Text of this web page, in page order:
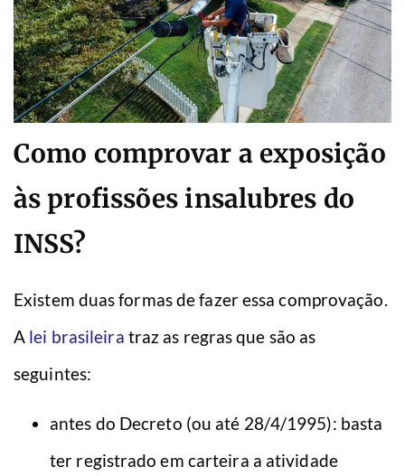
Como comprovar a exposição
às profissões insalubres do
INSS?
Existem duas formas de fazer essa comprovação.
A lei brasileira traz as regras que são as
seguintes:
antes do Decreto (ou até 28/4/1995): basta
ter registrado em carteira a atividade